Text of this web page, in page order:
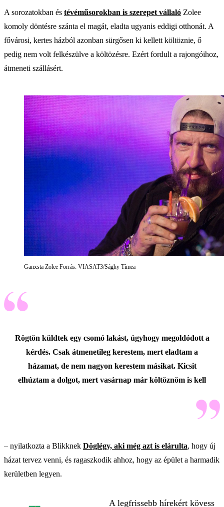
A sorozatokban és tévéműsorokban is szerepet vállaló Zolee
komoly döntésre szánta el magát, eladta ugyanis eddigi otthonát. A
fővárosi, kertes házból azonban sürgősen ki kellett költöznie, ő
pedig nem volt felkészülve a költözésre. Ezért fordult a rajongóihoz,
átmeneti szállásért.
Ganxsta Zolee Forrás: VIASAT3/Sághy Tímea
Rögtön küldtek egy csomó lakást, úgyhogy megoldódott a
kérdés. Csak átmenetileg kerestem, mert eladtam a
házamat, de nem nagyon kerestem másikat. Kicsit
elhúztam a dolgot, mert vasárnap már költöznöm is kell
– nyilatkozta a Blikknek Döglégy, aki még azt is elárulta, hogy új
házat tervez venni, és ragaszkodik ahhoz, hogy az épület a harmadik
kerületben legyen.
A legfrissebb hírekért kövess